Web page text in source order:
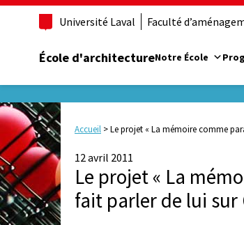
Université Laval Faculté
École d'architectureNotre École
Accueil >Le projet « La mémoire comme
12 avril 2011
Le projet « La
fait parler de lui sur